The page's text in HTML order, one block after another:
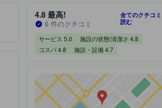
のです。宿泊施設のクチコミスコア：4.8 / 5 最高! 6 件
4.8最高!
6 件のクチコミ
全てのクチコ
読む
サービス 5.0
施設の状態/清潔さ 4.8
コスパ 4.8
施設・設備 4.7